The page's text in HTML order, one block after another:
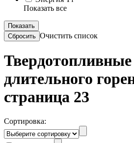
Показать все
Очистить список
длительного
страница 23
Сортировка: